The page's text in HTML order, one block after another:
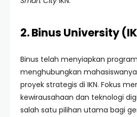
2. Binus University
Binus telah menyiapkan
menghubungkan
proyek strategis di IKN. Fokus
kewirausahaan dan teknologi
salah satu pilihan utama bagi